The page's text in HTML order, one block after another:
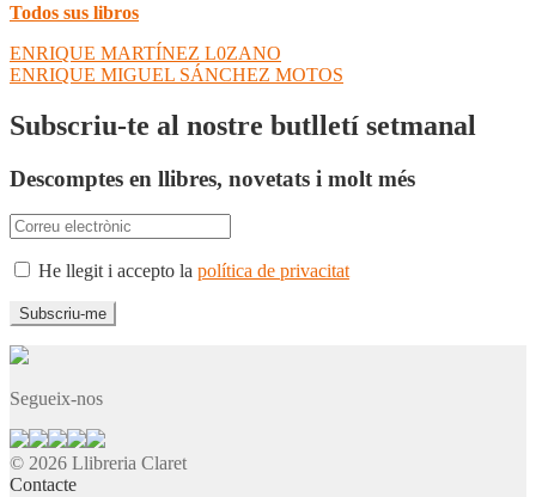
Todos sus libros
Navegació
d'entrades
Entrada
anterior:
ENRIQUE MARTÍNEZ L0ZANO
Pròxima
ENRIQUE MIGUEL SÁNCHEZ MOTOS
Subscriu-te al nostre butlletí setmanal
Descomptes en llibres, novetats i molt més
He llegit i accepto la política de privacitat
Segueix-nos
© 2026 Llibreria Claret
Contacte